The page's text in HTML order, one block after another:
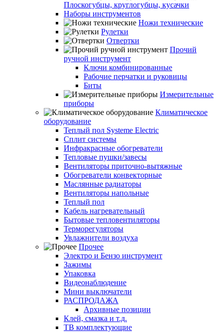
Плоскогубцы, круглогубцы, кусачки
Наборы инструментов
Ножи технические
Рулетки
Отвертки
Прочий
ручной инструмент
Ключи комбинированные
Рабочие перчатки и руковицы
Биты
Измерительные
приборы
Климатическое
оборудование
Теплый пол Systeme Electric
Сплит системы
Инфракрасные обогреватели
Тепловые пушки/завесы
Вентиляторы приточно-вытяжные
Обогреватели конвекторные
Маслянные радиаторы
Вентиляторы напольные
Теплый пол
Кабель нагревательный
Бытовые тепловентиляторы
Терморегуляторы
Увлажнители воздуха
Прочее
Электро и Бензо инструмент
Зажимы
Упаковка
Видеонаблюдение
Мини выключатели
РАСПРОДАЖА
Архивные позиции
Клей, смазка и т.д.
ТВ комплектующие